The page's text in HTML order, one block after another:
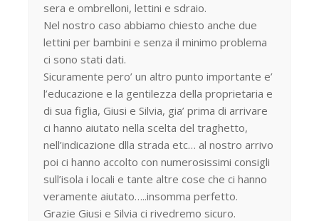
sera e ombrelloni, lettini e sdraio.
Nel nostro caso abbiamo chiesto anche due
lettini per bambini e senza il minimo problema
ci sono stati dati.
Sicuramente pero’ un altro punto importante e’
l’educazione e la gentilezza della proprietaria e
di sua figlia, Giusi e Silvia, gia’ prima di arrivare
ci hanno aiutato nella scelta del traghetto,
nell’indicazione dlla strada etc… al nostro arrivo
poi ci hanno accolto con numerosissimi consigli
sull’isola i locali e tante altre cose che ci hanno
veramente aiutato…..insomma perfetto.
Grazie Giusi e Silvia ci rivedremo sicuro.